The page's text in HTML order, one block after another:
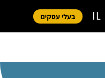
IL בעלי עסקים